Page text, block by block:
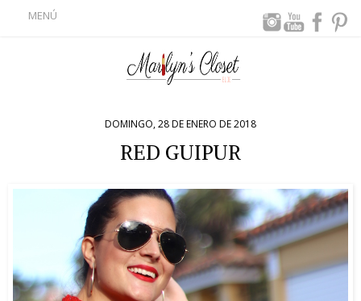
MENÚ
DOMINGO, 28 DE ENERO DE 2018
RED GUIPUR